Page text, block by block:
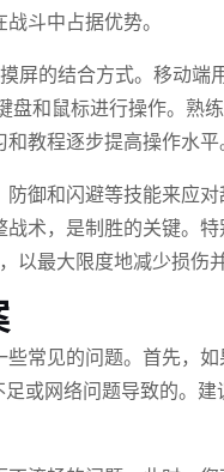
斗中占据优势。
屏的结合方式。移动端
盘和鼠标进行操作。熟
教程逐步提高操作水平
御和闪避等技能来应
术，是制胜的关键。
以最大限度地减少损伤
常见的问题。首先，
或网络问题导致的。